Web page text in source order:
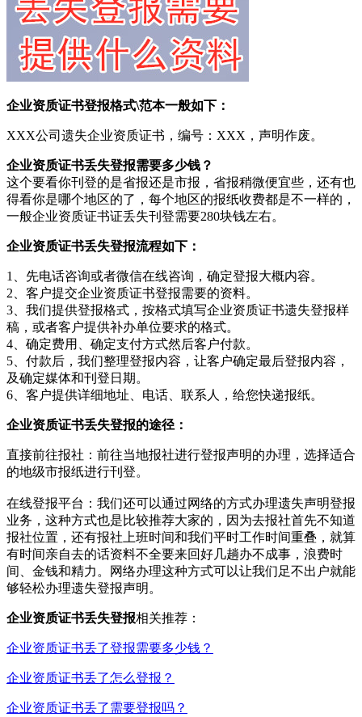
企业资质证书登报格式\范本一般如下：
XXX公司遗失企业资质证书，编号：XXX，声明作废。
企业资质证书丢失登报需要多少钱？
这个要看你刊登的是省报还是市报，省报稍微便宜些，还有也
得看你是哪个地区的了，每个地区的报纸收费都是不一样的，
一般企业资质证书证丢失刊登需要280块钱左右。
企业资质证书丢失登报流程如下：
1、先电话咨询或者微信在线咨询，确定登报大概内容。
2、客户提交企业资质证书登报需要的资料。
3、我们提供登报格式，按格式填写企业资质证书遗失登报样
稿，或者客户提供补办单位要求的格式。
4、确定费用、确定支付方式然后客户付款。
5、付款后，我们整理登报内容，让客户确定最后登报内容，
及确定媒体和刊登日期。
6、客户提供详细地址、电话、联系人，给您快递报纸。
企业资质证书丢失登报的途径：‌
直接前往报社‌：‌前往当地报社进行登报声明的办理，‌选择适合
的地级市报纸进行刊登。‌
在线登报平台‌：‌我们还可以通过网络的方式办理遗失声明登报
业务，这种方式也是比较推荐大家的，因为去报社首先不知道
报社位置，还有报社上班时间和我们平时工作时间重叠，就算
有时间亲自去的话资料不全要来回好几趟办不成事，浪费时
间、金钱和精力。网络办理这种方式可以让我们足不出户就能
够轻松办理遗失登报声明。
企业资质证书丢失登报相关推荐：
企业资质证书丢了登报需要多少钱？
企业资质证书丢了怎么登报？
企业资质证书丢了需要登报吗？